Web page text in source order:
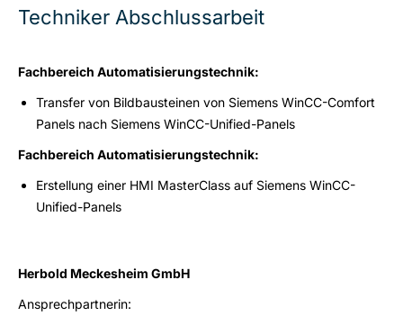
Techniker Abschlussarbeit
Fachbereich Automatisierungstechnik:
Transfer von Bildbausteinen von Siemens WinCC-Comfort
Panels nach Siemens WinCC-Unified-Panels
Fachbereich Automatisierungstechnik:
Erstellung einer HMI MasterClass auf Siemens WinCC-
Unified-Panels
Herbold Meckesheim GmbH
Ansprechpartnerin: